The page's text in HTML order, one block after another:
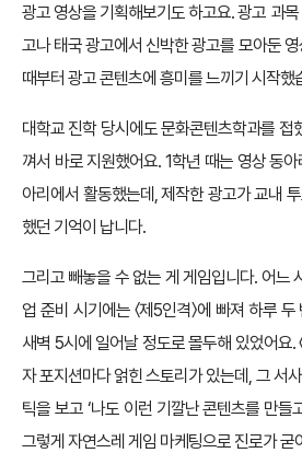
광고 영상을 기획해보기도 하고요. 광고 과
고나 태국 광고에서 신박한 광고를 모아둔
때부터 광고 콘텐츠에 흥미를 느끼기 시작했
대학교 진학 당시에도 문화콘텐츠학과를 접
껴서 바로 지원했어요. 1학년 때는 영상 동
아리에서 활동했는데, 제작한 광고가 교내
했던 기억이 납니다.
그리고 빼놓을 수 없는 게 게임입니다. 어느
업 준비 시기에는 〈제5인격〉에 빠져 하루
새벽 5시에 일어날 정도로 몰두해 있었어요.
자 포지션마다 얽힌 스토리가 있는데, 그 서
틱을 보고 ‘나도 이런 기깔난 콘텐츠를 만들
그렇게 자연스레 게임 마케팅으로 진로가 굳